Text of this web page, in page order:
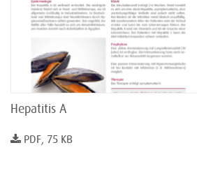
Hepatitis A
PDF, 75 KB